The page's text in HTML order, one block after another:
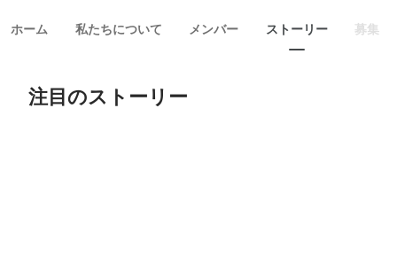
ホーム 私たちについて メンバー ストーリー 募集
注目のストーリー